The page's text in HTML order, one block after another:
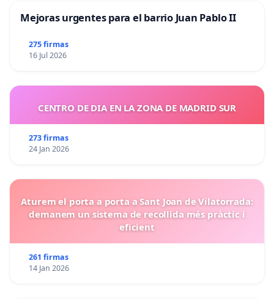
Mejoras urgentes para el barrio Juan Pablo II
275 firmas
16 Jul 2026
CENTRO DE DIA EN LA ZONA DE MADRID SUR
273 firmas
24 Jan 2026
Aturem el porta a porta a Sant Joan de Vilatorrada:
demanem un sistema de recollida més pràctic i
eficient
261 firmas
14 Jan 2026